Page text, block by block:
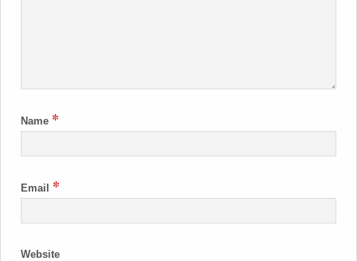
Name *
Email *
Website